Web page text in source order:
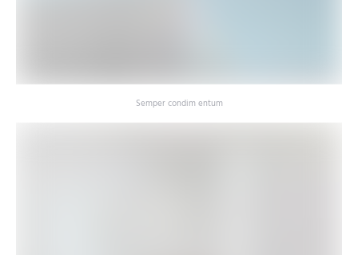
Semper condim entum